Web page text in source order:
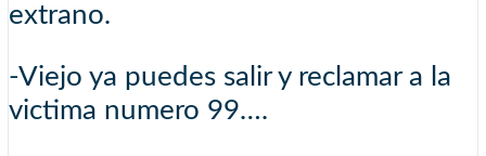
extrano.
-Viejo ya puedes salir y reclamar a la
victima numero 99….